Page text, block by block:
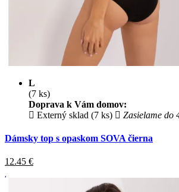
L
(7 ks)
Doprava k Vám domov:
Externý sklad (7 ks)
Zasielame do
Dámsky top s opaskom SOVA čierna
12.45 €